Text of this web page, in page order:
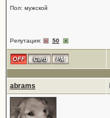
Пол: мужской
Репутация: 50
abrams